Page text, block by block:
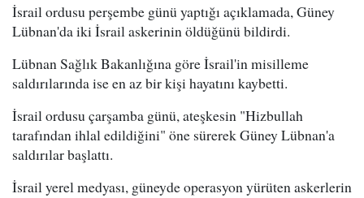
İsrail ordusu perşembe günü yaptığı açıklamada, Güney
Lübnan'da iki İsrail askerinin öldüğünü bildirdi.
Lübnan Sağlık Bakanlığına göre İsrail'in misilleme
saldırılarında ise en az bir kişi hayatını kaybetti.
İsrail ordusu çarşamba günü, ateşkesin "Hizbullah
tarafından ihlal edildiğini" öne sürerek Güney Lübnan'a
saldırılar başlattı.
İsrail yerel medyası, güneyde operasyon yürüten askerlerin